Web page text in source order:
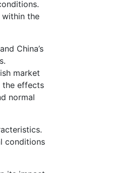
within the
China’s
market
the effects
normal
conditions